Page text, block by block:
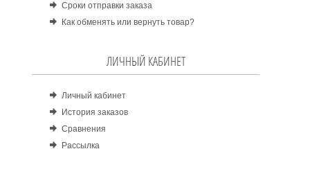
Сроки отправки заказа
Как обменять или вернуть товар?
ЛИЧНЫЙ КАБИНЕТ
Личный кабинет
История заказов
Сравнения
Рассылка